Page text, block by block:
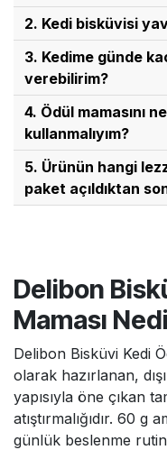
Delibon bisküvi;
yapısıyla hem
tamamlayıcı
ve E vitaminlerinin
ve bakır gibi
temel minerallerle
2. Kedi bisküvisi
8 Haftalıktan
kedilerin tüketimine
üretilmiştir. Ancak
alışkanlıkları henüz
aylıktan küçük
değildir.
3. Kedime günde
verebilirim?
Delibon bisküvi
için ana öğün
verilmelidir. Günlük
kedilere en fazla 15
parçaya kadar
4. Ödül mamasını
kullanmalıyım?
Delibon Bisküvi gün
kedinize yeni
süreçlerinde
5. Ürünün hangi
paket açıldıktan
ambalajı açıldıktan
paketin
kuru bir yerde
tüketilmelidir.
Delibon
Maması
Delibon Bisküvi Kedi
olarak hazırlanan,
yapısıyla öne çıkan
atıştırmalığıdır. 60
günlük beslenme